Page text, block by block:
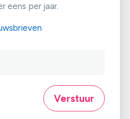
eens per jaar.
Verstuur